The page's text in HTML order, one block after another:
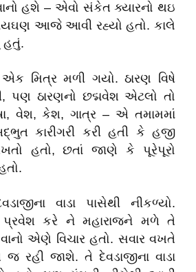
હશે – એવો સંકેત ક્યારનો થઇ
આજે આવી રહ્યો હતો. કાલે
હતું.
મિત્ર મળી ગયો. ઠારણ વિષે
પણ ઠારણનો છદ્મવેશ એટલો તો
વેશ, કેશ, ગાત્ર – એ તમામમાં
કારીગરી કરી હતી કે હજી
હતો, છતાં જાણે કે પૂરેપૂરો
વાડા પાસેથી નીકળ્યો.
પ્રવેશ કરે ને મહારાજને મળે તે
એણે વિચાર હતો. સવાર વખતે
જ રહી જાશે. તે દેવડાજીના વાડા